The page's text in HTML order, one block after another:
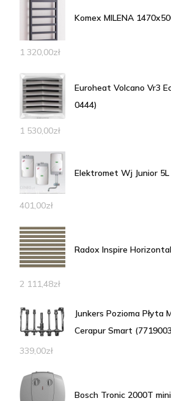
Komex MILENA
1 320,00zł
Euroheat Volcano Vr3
0444)
1 530,00zł
Elektromet Wj Junior
401,00zł
Radox Inspire
2 111,48zł
Junkers Pozioma Płyta
Cerapur Smart
339,00zł
Bosch Tronic 2000T